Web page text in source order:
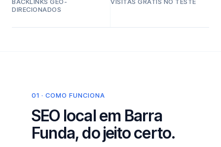
DIRECIONADOS
01 · COMO FUNCIONA
SEO local em Barra
Funda, do jeito certo.